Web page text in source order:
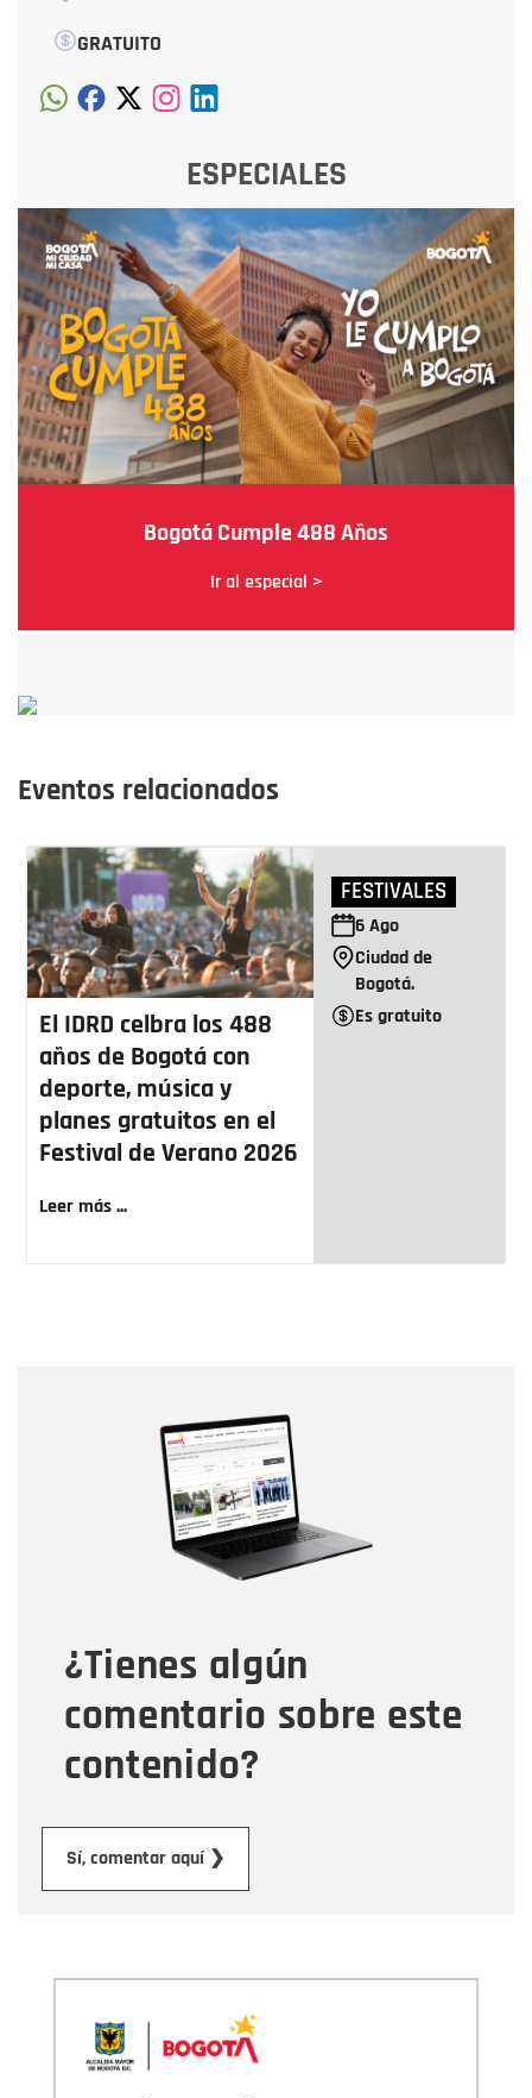
GRATUITO
ESPECIALES
Bogotá Cumple 488 Años
Ir al especial >
Eventos relacionados
El IDRD celbra los 488
años de Bogotá con
deporte, música y
planes gratuitos en el
Festival de Verano 2026
Leer más ...
FESTIVALES
6Ago
Ciudad de
Bogotá.
Es gratuito
¿Tienes algún
comentario sobre este
contenido?
Sí, comentar aquí ❯
Correo electrónico
Tipo de comentario
Mensaje